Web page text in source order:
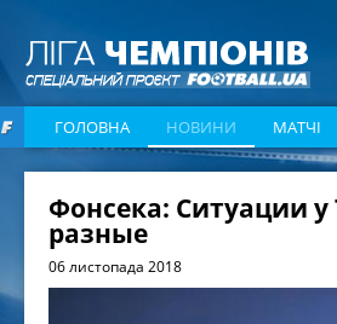
ГОЛОВНА НОВИНИ МАТЧІ
Фонсека: Ситуации
разные
06 листопада 2018